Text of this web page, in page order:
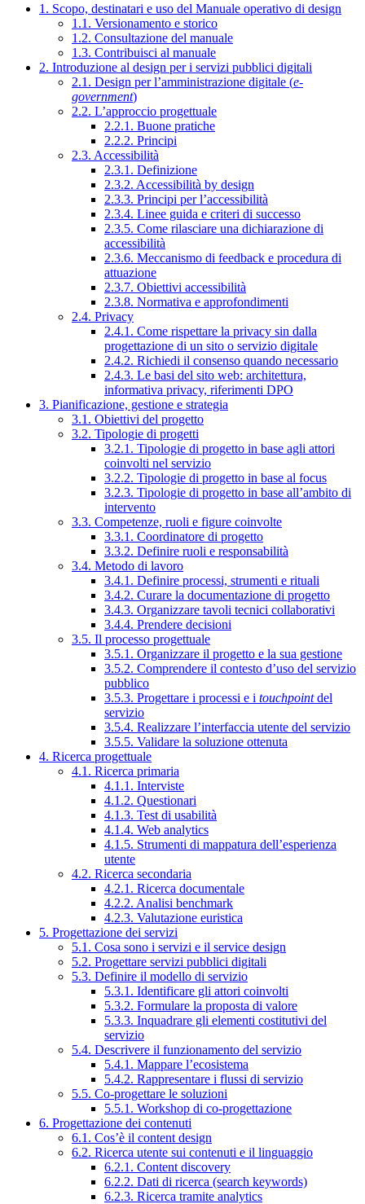
1. Scopo, destinatari e uso del Manuale operativo di design
1.1. Versionamento e storico
1.2. Consultazione del manuale
1.3. Contribuisci al manuale
2. Introduzione al design per i servizi pubblici digitali
2.1. Design per l’amministrazione digitale (e-
government)
2.2. L’approccio progettuale
2.2.1. Buone pratiche
2.2.2. Principi
2.3. Accessibilità
2.3.1. Definizione
2.3.2. Accessibilità by design
2.3.3. Principi per l’accessibilità
2.3.4. Linee guida e criteri di successo
2.3.5. Come rilasciare una dichiarazione di
accessibilità
2.3.6. Meccanismo di feedback e procedura di
attuazione
2.3.7. Obiettivi accessibilità
2.3.8. Normativa e approfondimenti
2.4. Privacy
2.4.1. Come rispettare la privacy sin dalla
progettazione di un sito o servizio digitale
2.4.2. Richiedi il consenso quando necessario
2.4.3. Le basi del sito web: architettura,
informativa privacy, riferimenti DPO
3. Pianificazione, gestione e strategia
3.1. Obiettivi del progetto
3.2. Tipologie di progetti
3.2.1. Tipologie di progetto in base agli attori
coinvolti nel servizio
3.2.2. Tipologie di progetto in base al focus
3.2.3. Tipologie di progetto in base all’ambito di
intervento
3.3. Competenze, ruoli e figure coinvolte
3.3.1. Coordinatore di progetto
3.3.2. Definire ruoli e responsabilità
3.4. Metodo di lavoro
3.4.1. Definire processi, strumenti e rituali
3.4.2. Curare la documentazione di progetto
3.4.3. Organizzare tavoli tecnici collaborativi
3.4.4. Prendere decisioni
3.5. Il processo progettuale
3.5.1. Organizzare il progetto e la sua gestione
3.5.2. Comprendere il contesto d’uso del servizio
pubblico
3.5.3. Progettare i processi e i touchpointdel
servizio
3.5.4. Realizzare l’interfaccia utente del servizio
3.5.5. Validare la soluzione ottenuta
4. Ricerca progettuale
4.1. Ricerca primaria
4.1.1. Interviste
4.1.2. Questionari
4.1.3. Test di usabilità
4.1.4. Web analytics
4.1.5. Strumenti di mappatura dell’esperienza
utente
4.2. Ricerca secondaria
4.2.1. Ricerca documentale
4.2.2. Analisi benchmark
4.2.3. Valutazione euristica
5. Progettazione dei servizi
5.1. Cosa sono i servizi e il service design
5.2. Progettare servizi pubblici digitali
5.3. Definire il modello di servizio
5.3.1. Identificare gli attori coinvolti
5.3.2. Formulare la proposta di valore
5.3.3. Inquadrare gli elementi costitutivi del
servizio
5.4. Descrivere il funzionamento del servizio
5.4.1. Mappare l’ecosistema
5.4.2. Rappresentare i flussi di servizio
5.5. Co-progettare le soluzioni
5.5.1. Workshop di co-progettazione
6. Progettazione dei contenuti
6.1. Cos’è il content design
6.2. Ricerca utente sui contenuti e il linguaggio
6.2.1. Content discovery
6.2.2. Dati di ricerca (search keywords)
6.2.3. Ricerca tramite analytics